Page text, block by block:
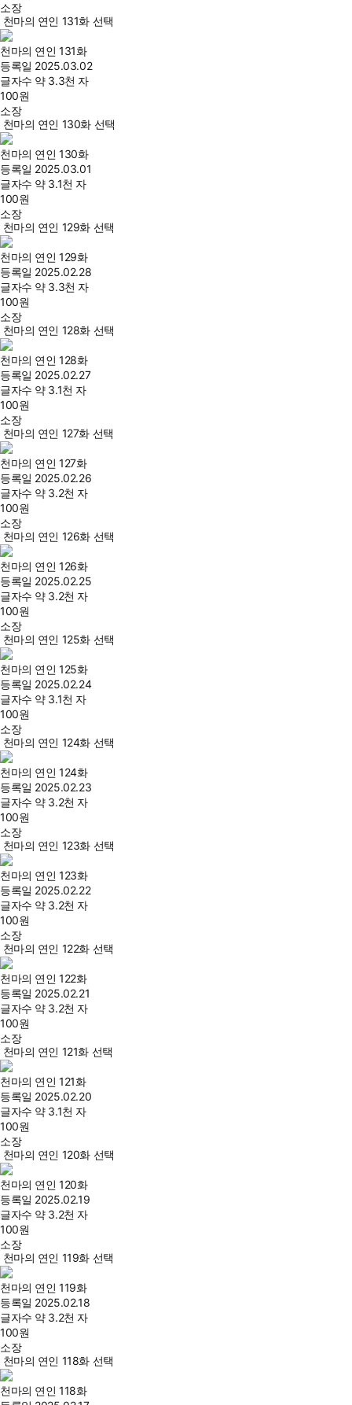
소장
천마의 연인 131화 선택
천마의 연인 131화
등록일 2025.03.02
글자수 약 3.3천 자
100원
소장
천마의 연인 130화 선택
천마의 연인 130화
등록일 2025.03.01
글자수 약 3.1천 자
100원
소장
천마의 연인 129화 선택
천마의 연인 129화
등록일 2025.02.28
글자수 약 3.3천 자
100원
소장
천마의 연인 128화 선택
천마의 연인 128화
등록일 2025.02.27
글자수 약 3.1천 자
100원
소장
천마의 연인 127화 선택
천마의 연인 127화
등록일 2025.02.26
글자수 약 3.2천 자
100원
소장
천마의 연인 126화 선택
천마의 연인 126화
등록일 2025.02.25
글자수 약 3.2천 자
100원
소장
천마의 연인 125화 선택
천마의 연인 125화
등록일 2025.02.24
글자수 약 3.1천 자
100원
소장
천마의 연인 124화 선택
천마의 연인 124화
등록일 2025.02.23
글자수 약 3.2천 자
100원
소장
천마의 연인 123화 선택
천마의 연인 123화
등록일 2025.02.22
글자수 약 3.2천 자
100원
소장
천마의 연인 122화 선택
천마의 연인 122화
등록일 2025.02.21
글자수 약 3.2천 자
100원
소장
천마의 연인 121화 선택
천마의 연인 121화
등록일 2025.02.20
글자수 약 3.1천 자
100원
소장
천마의 연인 120화 선택
천마의 연인 120화
등록일 2025.02.19
글자수 약 3.2천 자
100원
소장
천마의 연인 119화 선택
천마의 연인 119화
등록일 2025.02.18
글자수 약 3.2천 자
100원
소장
천마의 연인 118화 선택
천마의 연인 118화